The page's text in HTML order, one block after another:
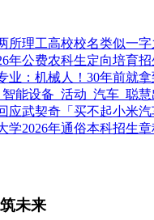
所理工高校校名类似一
年公费农科生定向培育
业：机械人！30年前就
能设备_活动_汽车_聪
应武契奇「买不起小米汽
学2026年通俗本科招生章
未来